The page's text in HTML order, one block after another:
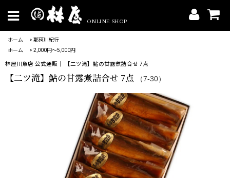
ONLINE SHOP
ホーム > 那珂川紀行
ホーム
> 2,000円〜5,000円
林屋川魚店 公式通販｜ 【二ツ滝】鮎の甘露煮詰合せ 7点
【二ツ滝】鮎の甘露煮詰合せ 7点 （7-30）